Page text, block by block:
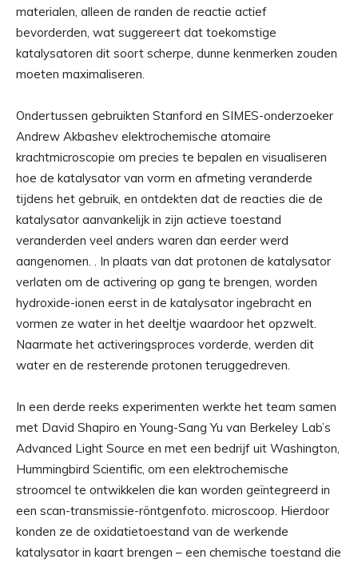
materialen, alleen de randen de reactie actief
bevorderden, wat suggereert dat toekomstige
katalysatoren dit soort scherpe, dunne kenmerken zouden
moeten maximaliseren.
Ondertussen gebruikten Stanford en SIMES-onderzoeker
Andrew Akbashev elektrochemische atomaire
krachtmicroscopie om precies te bepalen en visualiseren
hoe de katalysator van vorm en afmeting veranderde
tijdens het gebruik, en ontdekten dat de reacties die de
katalysator aanvankelijk in zijn actieve toestand
veranderden veel anders waren dan eerder werd
aangenomen. . In plaats van dat protonen de katalysator
verlaten om de activering op gang te brengen, worden
hydroxide-ionen eerst in de katalysator ingebracht en
vormen ze water in het deeltje waardoor het opzwelt.
Naarmate het activeringsproces vorderde, werden dit
water en de resterende protonen teruggedreven.
In een derde reeks experimenten werkte het team samen
met David Shapiro en Young-Sang Yu van Berkeley Lab’s
Advanced Light Source en met een bedrijf uit Washington,
Hummingbird Scientific, om een ​​elektrochemische
stroomcel te ontwikkelen die kan worden geïntegreerd in
een scan-transmissie-röntgenfoto. microscoop. Hierdoor
konden ze de oxidatietoestand van de werkende
katalysator in kaart brengen – een chemische toestand die